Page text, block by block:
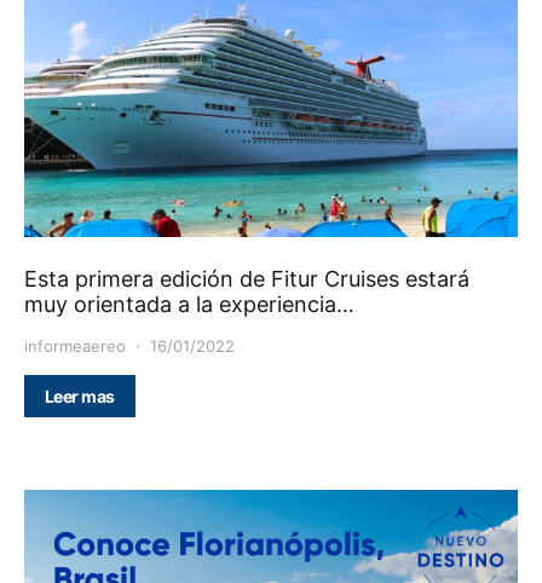
Esta primera edición de Fitur Cruises estará
muy orientada a la experiencia…
informeaereo 16/01/2022
Leer mas